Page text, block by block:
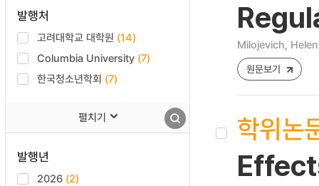
발행처
고려대학교 대학원 (14)
Columbia University (7)
한국청소년학회 (7)
펼치기
발행년
2026 (2)
Milojevich,
원문보기
학위논